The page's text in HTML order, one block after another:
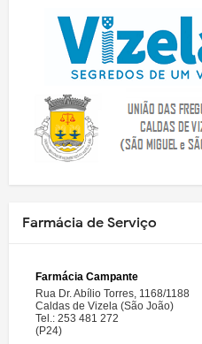
Farmácia de Serviço